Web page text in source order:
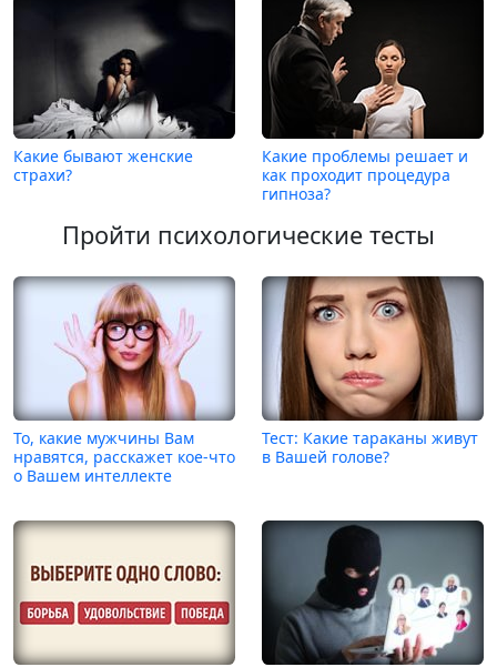
Какие бывают женские
страхи?
Какие проблемы решает и
как проходит процедура
гипноза?
Пройти психологические тесты
То, какие мужчины Вам
нравятся, расскажет кое-что
о Вашем интеллекте
Тест: Какие тараканы живут
в Вашей голове?